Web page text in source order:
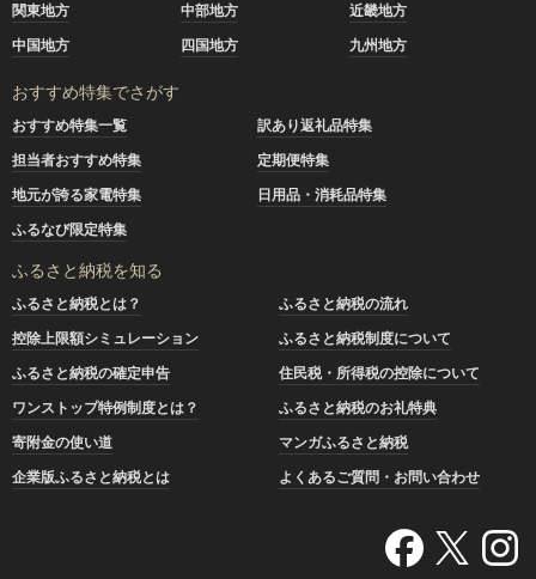
関東地方
中部地方
近畿地方
中国地方
四国地方 九州地方
おすすめ特集でさがす
おすすめ特集一覧
訳あり返礼品特集
担当者おすすめ特集
定期便特集
地元が誇る家電特集
日用品・消耗品特集
ふるなび限定特集
ふるさと納税を知る
ふるさと納税とは？
ふるさと納税の流れ
控除上限額シミュレーション
ふるさと納税制度について
ふるさと納税の確定申告
住民税・所得税の控除について
ワンストップ特例制度とは？
ふるさと納税のお礼特典
寄附金の使い道
マンガふるさと納税
企業版ふるさと納税とは
よくあるご質問・お問い合わせ